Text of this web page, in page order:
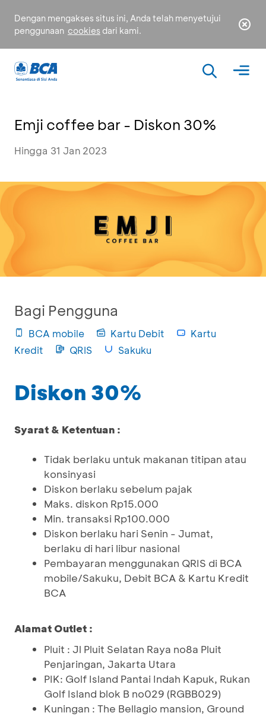
Dengan mengakses situs ini, Anda telah menyetujui
penggunaan cookies dari kami.
Emji coffee bar - Diskon 30%
Hingga 31 Jan 2023
Bagi Pengguna
BCA mobile Kartu Debit
Kartu
Kredit
QRIS Sakuku
Diskon 30%
Syarat & Ketentuan :
Tidak berlaku untuk makanan titipan atau
konsinyasi
Diskon berlaku sebelum pajak
Maks. diskon Rp15.000
Min. transaksi Rp100.000
Diskon berlaku hari Senin - Jumat,
berlaku di hari libur nasional
Pembayaran menggunakan QRIS di BCA
mobile/Sakuku, Debit BCA & Kartu Kredit
BCA
Alamat Outlet :
Pluit : Jl Pluit Selatan Raya no8a Pluit
Penjaringan, Jakarta Utara
PIK: Golf Island Pantai Indah Kapuk, Rukan
Golf Island blok B no029 (RGBB029)
Kuningan : The Bellagio mansion, Ground